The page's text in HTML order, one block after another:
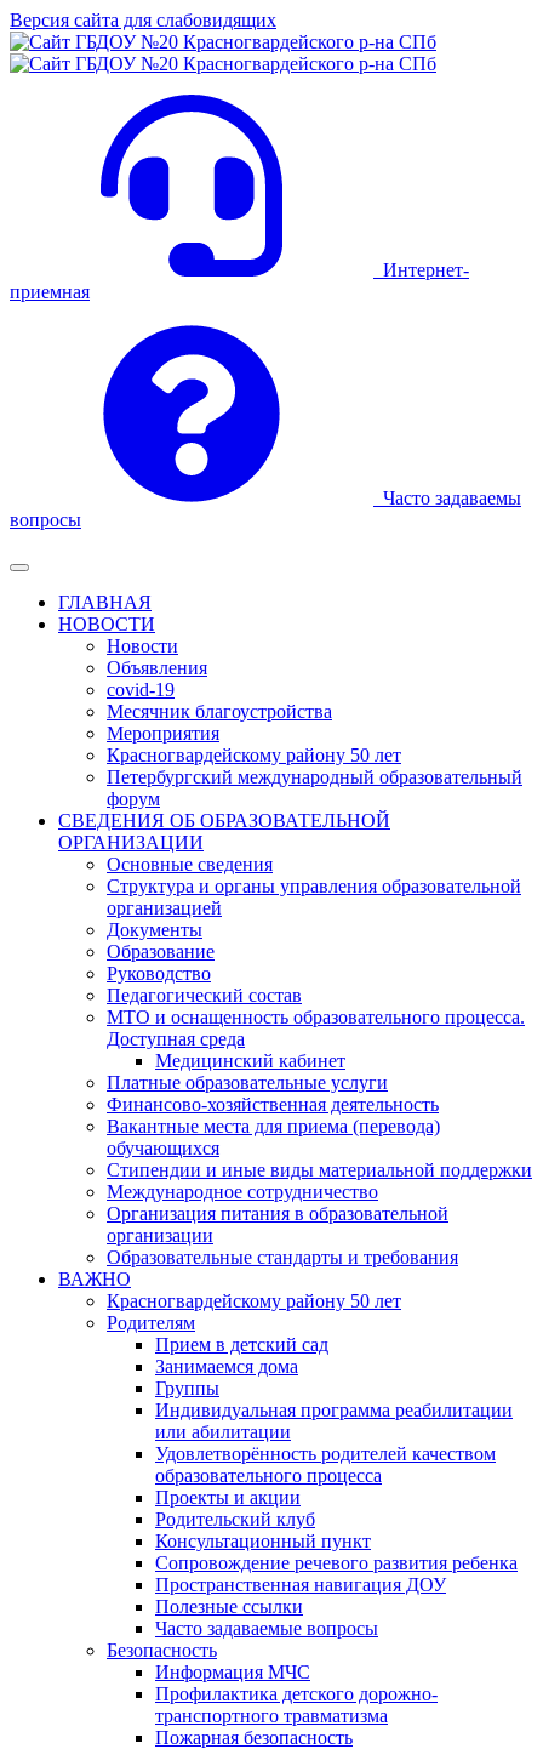
Версия сайта для слабовидящих
Интернет-
приемная
Часто задаваемы
вопросы
ГЛАВНАЯ
НОВОСТИ
Новости
Объявления
covid-19
Месячник благоустройства
Мероприятия
Красногвардейскому району 50 лет
Петербургский международный образовательный
форум
СВЕДЕНИЯ ОБ ОБРАЗОВАТЕЛЬНОЙ
ОРГАНИЗАЦИИ
Основные сведения
Структура и органы управления образовательной
организацией
Документы
Образование
Руководство
Педагогический состав
МТО и оснащенность образовательного процесса.
Доступная среда
Медицинский кабинет
Платные образовательные услуги
Финансово-хозяйственная деятельность
Вакантные места для приема (перевода)
обучающихся
Стипендии и иные виды материальной поддержки
Международное сотрудничество
Организация питания в образовательной
организации
Образовательные стандарты и требования
ВАЖНО
Красногвардейскому району 50 лет
Родителям
Прием в детский сад
Занимаемся дома
Группы
Индивидуальная программа реабилитации
или абилитации
Удовлетворённость родителей качеством
образовательного процесса
Проекты и акции
Родительский клуб
Консультационный пункт
Сопровождение речевого развития ребенка
Пространственная навигация ДОУ
Полезные ссылки
Часто задаваемые вопросы
Безопасность
Информация МЧС
Профилактика детского дорожно-
транспортного травматизма
Пожарная безопасность